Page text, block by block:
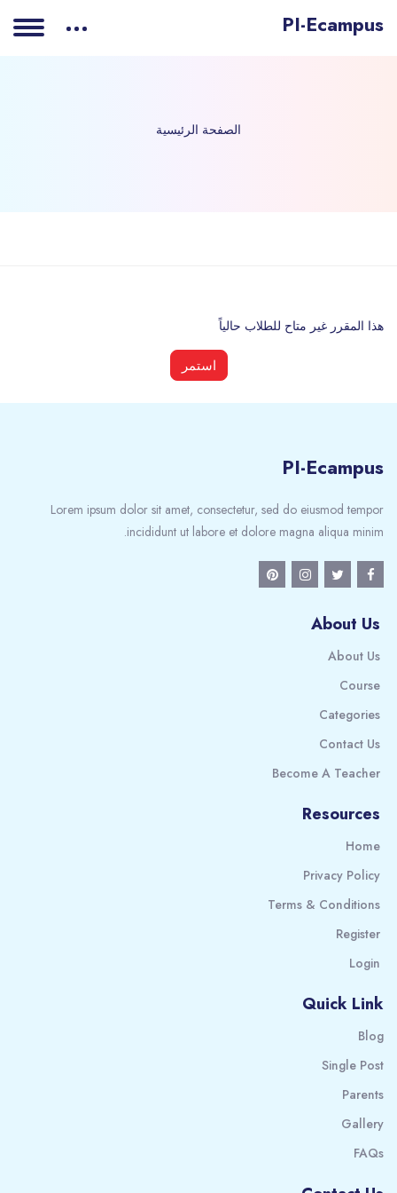
PI-Ecampus
الصفحة الرئيسية
هذا المقرر غير متاح للطلاب حالياً
استمر
PI-Ecampus
Lorem ipsum dolor sit amet, consectetur, sed do eiusmod tempor
incididunt ut labore et dolore magna aliqua minim.
About Us
About Us
Course
Categories
Contact Us
Become A Teacher
Resources
Home
Privacy Policy
Terms & Conditions
Register
Login
Quick Link
Blog
Single Post
Parents
Gallery
FAQs